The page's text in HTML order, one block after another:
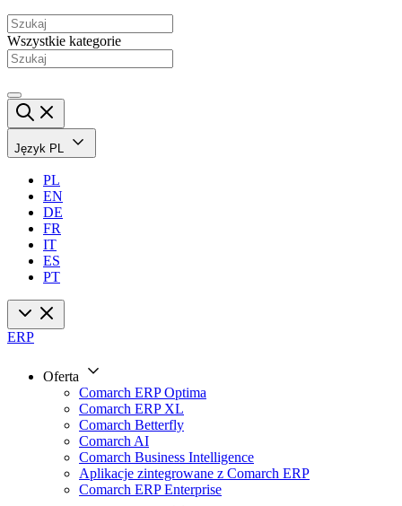
Wszystkie kategorie
Język PL
PL
EN
DE
FR
IT
ES
PT
ERP
Oferta
Comarch ERP Optima
Comarch ERP XL
Comarch Betterfly
Comarch AI
Comarch Business Intelligence
Aplikacje zintegrowane z Comarch ERP
Comarch ERP Enterprise